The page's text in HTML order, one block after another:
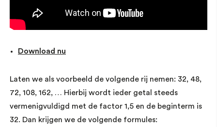
Download nu
Laten we als voorbeeld de volgende rij nemen: 32, 48,
72, 108, 162, … Hierbij wordt ieder getal steeds
vermenigvuldigd met de factor 1,5 en de beginterm is
32. Dan krijgen we de volgende formules: